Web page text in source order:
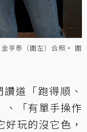
亨泰（圖左）合照。 圖
道「跑得順、
、「有單手操作
玩的沒它色，